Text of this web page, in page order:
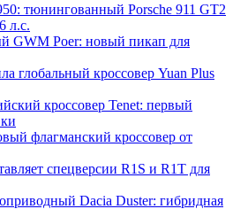
тюнингованный Porsche 911 GT2
л.с.
GWM Poer: новый пикап для
глобальный кроссовер Yuan Plus
кроссовер Tenet: первый
флагманский кроссовер от
спецверсии R1S и R1T для
Dacia Duster: гибридная